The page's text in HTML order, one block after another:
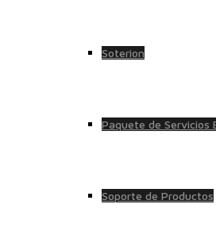
Soterion
Paquete de Servicios
Soporte de Productos